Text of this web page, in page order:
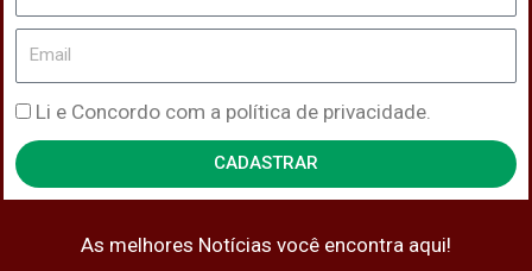
Email
Política
de
Privacidade
Li e Concordo com a política de privacidade.
CADASTRAR
As melhores Notícias você encontra aqui!